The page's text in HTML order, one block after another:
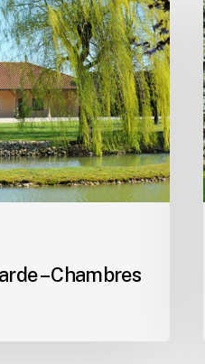
– Chambres